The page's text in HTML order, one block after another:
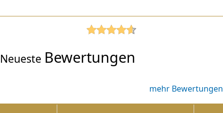
Neueste Bewertungen
mehr Bewertungen